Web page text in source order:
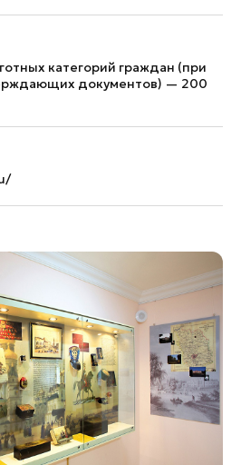
категорий граждан (при
документов) — 200